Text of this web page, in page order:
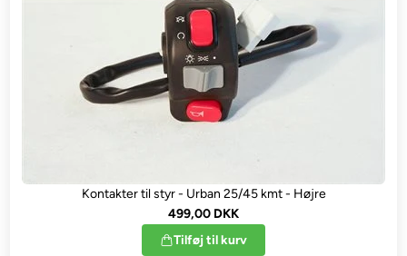
Kontakter til styr - Urban 25/45 kmt - Højre
499,00 DKK
Tilføj til kurv